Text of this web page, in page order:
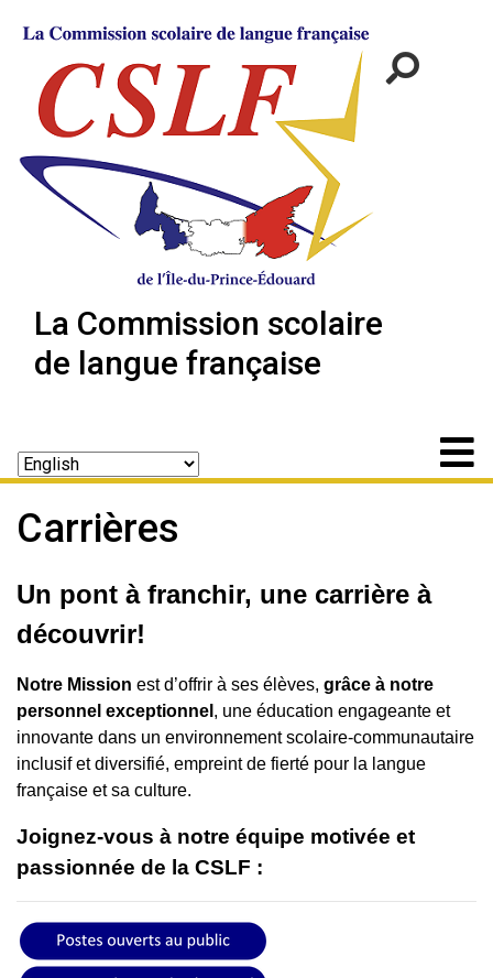
La Commission scolaire
de langue française
Carrières
Un pont à franchir, une carrière à
découvrir!
Notre Mission est d’offrir à ses élèves, grâce à notre
personnel exceptionnel , une éducation engageante et
innovante dans un environnement scolaire-communautaire
inclusif et diversifié, empreint de fierté pour la langue
française et sa culture.
Joignez-vous à notre équipe motivée et
passionnée de la CSLF :